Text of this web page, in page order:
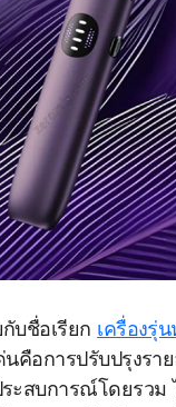
บชื่อเรียก เครื่องรุ่
คือการปรับปรุงราย
ะสบการณ์โดยรวม